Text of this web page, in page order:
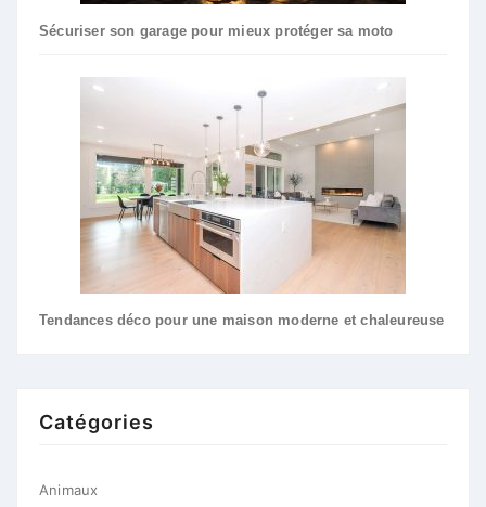
Sécuriser son garage pour mieux protéger sa moto
Tendances déco pour une maison moderne et chaleureuse
Catégories
Animaux